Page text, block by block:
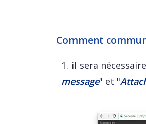
Comment
1. il sera
message" et "